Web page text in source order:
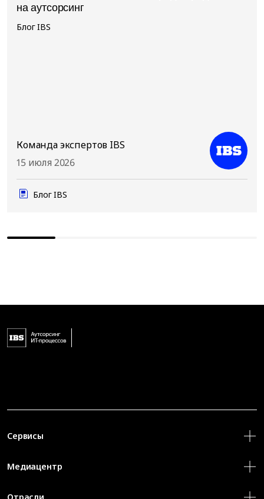
на аутсорсинг
Блог IBS
Команда экспертов IBS
15 июля 2026
Блог IBS
Сервисы
Медиацентр